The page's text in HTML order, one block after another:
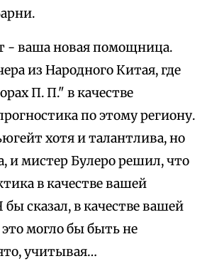
- ваша новая помощница.
из Народного Китая, где
П. П." в качестве
по этому региону.
хотя и талантлива, но
и мистер Булеро решил, что
в качестве вашей
сказал, в качестве вашей
могло бы быть не
учитывая…